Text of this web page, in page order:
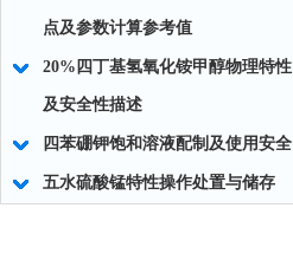
点及参数计算参考值
20%四丁基氢氧化铵甲醇物理特性
及安全性描述
四苯硼钾饱和溶液配制及使用安全
五水硫酸锰特性操作处置与储存